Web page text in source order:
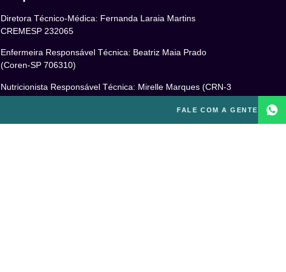
FALE COM A GENTE
Diretora Técnico-Médica: Fernanda Laraia Martins
CREMESP 232065
Enfermeira Responsável Técnica: Beatriz Maia Prado
(Coren-SP 706310)
Nutricionista Responsável Técnica: Mirelle Marques (CRN-3